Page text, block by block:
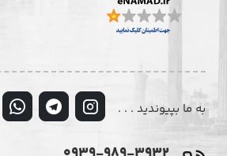
به ما بپیوندید . . .